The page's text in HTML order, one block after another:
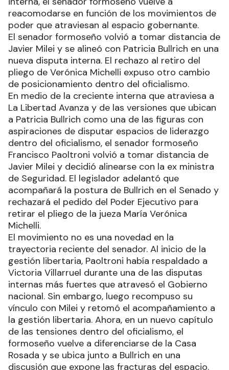
reacomodarse en función de los movimientos de
poder que atraviesan al espacio gobernante.
El senador formoseño volvió a tomar distancia de
Javier Milei y se alineó con Patricia Bullrich en una
nueva disputa interna. El rechazo al retiro del
pliego de Verónica Michelli expuso otro cambio
de posicionamiento dentro del oficialismo.
En medio de la creciente interna que atraviesa a
La Libertad Avanza y de las versiones que ubican
a Patricia Bullrich como una de las figuras con
aspiraciones de disputar espacios de liderazgo
dentro del oficialismo, el senador formoseño
Francisco Paoltroni volvió a tomar distancia de
Javier Milei y decidió alinearse con la ex ministra
de Seguridad. El legislador adelantó que
acompañará la postura de Bullrich en el Senado y
rechazará el pedido del Poder Ejecutivo para
retirar el pliego de la jueza María Verónica
Michelli.
El movimiento no es una novedad en la
trayectoria reciente del senador. Al inicio de la
gestión libertaria, Paoltroni había respaldado a
Victoria Villarruel durante una de las disputas
internas más fuertes que atravesó el Gobierno
nacional. Sin embargo, luego recompuso su
vínculo con Milei y retomó el acompañamiento a
la gestión libertaria. Ahora, en un nuevo capítulo
de las tensiones dentro del oficialismo, el
formoseño vuelve a diferenciarse de la Casa
Rosada y se ubica junto a Bullrich en una
discusión que expone las fracturas del espacio.